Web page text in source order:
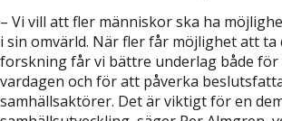
– Vi vill att fler människor ska ha
i sin omvärld. När fler får möjlighet att ta
forskning får vi bättre underlag både
vardagen och för att påverka
samhällsaktörer. Det är viktigt för en